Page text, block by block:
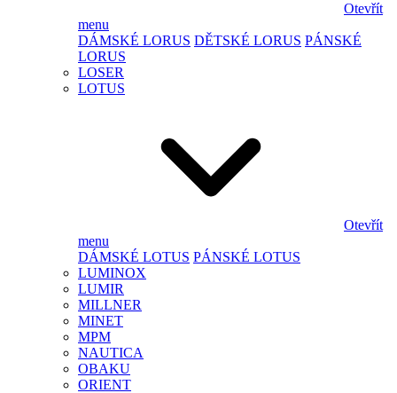
Otevřít
menu
DÁMSKÉ LORUS DĚTSKÉ LORUS PÁNSKÉ
LORUS
LOSER
LOTUS
Otevřít
menu
DÁMSKÉ LOTUS PÁNSKÉ LOTUS
LUMINOX
LUMIR
MILLNER
MINET
MPM
NAUTICA
OBAKU
ORIENT